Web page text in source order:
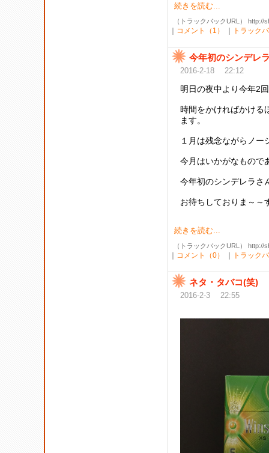
続きを読む...
（トラックバックURL）
コメント（1） トラック
今年初のシンデレ
2016-2-18 22:12
明日の夜中より今年2
時間をかければかける
ます。
１月は残念ながらノー
今月はいかがなもので
今年初のシンデレラさ
お待ちしておりま～～
続きを読む...
（トラックバックURL）
コメント（0） トラック
ネタ・タバコ(笑)
2016-2-3 22:55